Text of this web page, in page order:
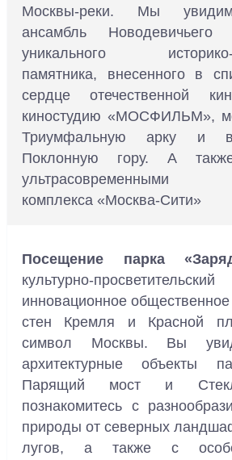
Москвы-реки. Мы
ансамбль
уникального историко-
памятника, внесенного в
сердце отечественной
киностудию «МОСФИЛЬМ»,
Триумфальную арку и
Поклонную гору. А
ультрасовременными
комплекса «Москва-Сити»
Посещение парка
культурно-
инновационное общественное
стен Кремля и Красной
символ Москвы. Вы
архитектурные объекты
Парящий мост и
познакомитесь с
природы от северных
лугов, а также с